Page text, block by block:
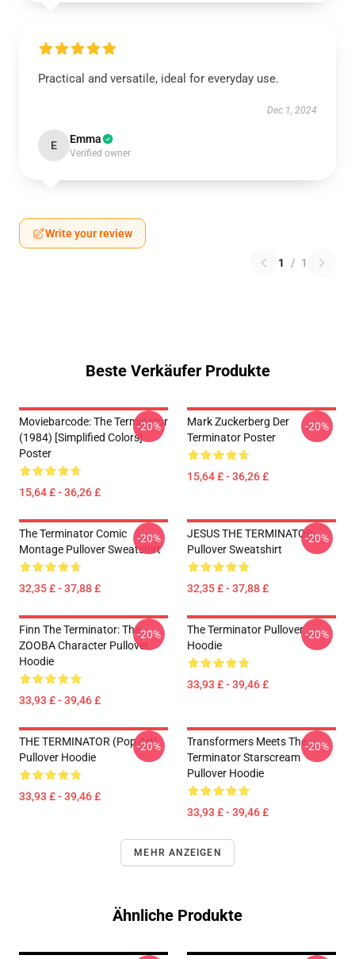
Practical and versatile, ideal for everyday use.
Dec 1, 2024
E Emma
Verified owner
Write your review
1 / 1
Beste Verkäufer Produkte
Moviebarcode: The Terminator
(1984) [Simplified Colors]
Poster
15,64 £ - 36,26 £
-20%
Mark Zuckerberg Der
Terminator Poster
15,64 £ - 36,26 £
-20%
The Terminator Comic
Montage Pullover Sweatshirt
32,35 £ - 37,88 £
-20%
JESUS THE TERMINATOR
Pullover Sweatshirt
32,35 £ - 37,88 £
-20%
Finn The Terminator: The
ZOOBA Character Pullover
Hoodie
33,93 £ - 39,46 £
-20%
The Terminator Pullover
Hoodie
33,93 £ - 39,46 £
-20%
THE TERMINATOR (Pop Art)
Pullover Hoodie
33,93 £ - 39,46 £
-20%
Transformers Meets The
Terminator Starscream
Pullover Hoodie
33,93 £ - 39,46 £
-20%
MEHR ANZEIGEN
Ähnliche Produkte